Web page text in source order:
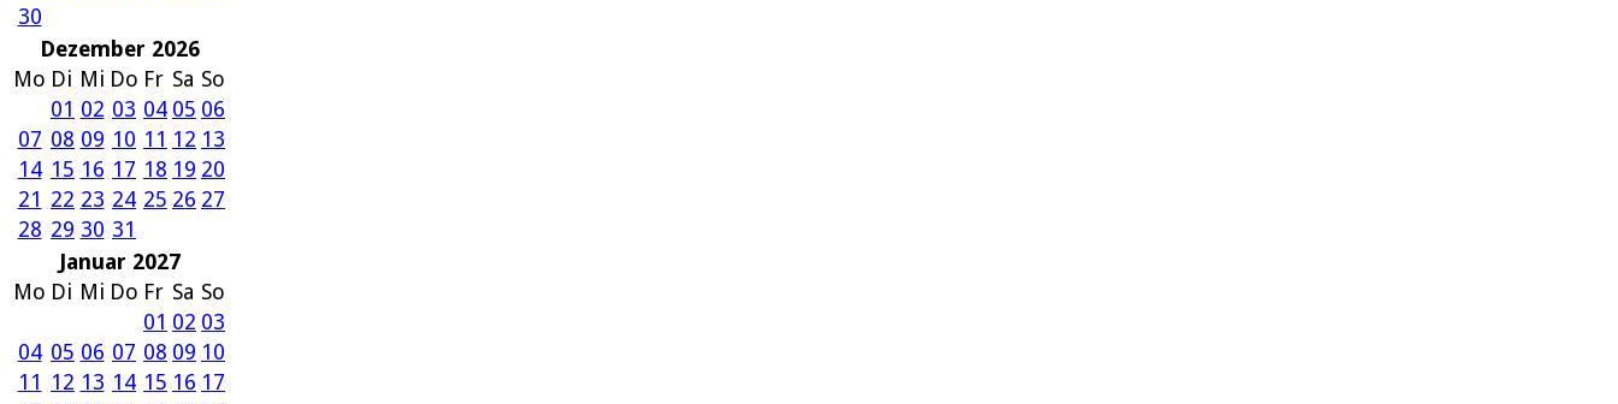
30
Dezember 2026
Mo Di Mi Do Fr Sa So
01 02 03 04 05 06
07 08 09 10 11 12 13
14 15 16 17 18 19 20
21 22 23 24 25 26 27
28 29 30 31
Januar 2027
Mo Di Mi Do Fr Sa So
01 02 03
04 05 06 07 08 09 10
11 12 13 14 15 16 17